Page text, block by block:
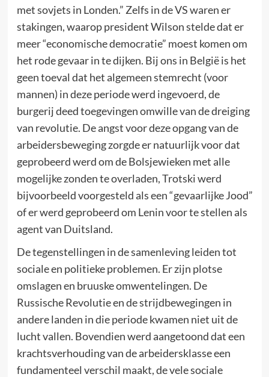
met sovjets in Londen.” Zelfs in de VS waren er
stakingen, waarop president Wilson stelde dat er
meer “economische democratie” moest komen om
het rode gevaar in te dijken. Bij ons in België is het
geen toeval dat het algemeen stemrecht (voor
mannen) in deze periode werd ingevoerd, de
burgerij deed toegevingen omwille van de dreiging
van revolutie. De angst voor deze opgang van de
arbeidersbeweging zorgde er natuurlijk voor dat
geprobeerd werd om de Bolsjewieken met alle
mogelijke zonden te overladen, Trotski werd
bijvoorbeeld voorgesteld als een “gevaarlijke Jood”
of er werd geprobeerd om Lenin voor te stellen als
agent van Duitsland.
De tegenstellingen in de samenleving leiden tot
sociale en politieke problemen. Er zijn plotse
omslagen en bruuske omwentelingen. De
Russische Revolutie en de strijdbewegingen in
andere landen in die periode kwamen niet uit de
lucht vallen. Bovendien werd aangetoond dat een
krachtsverhouding van de arbeidersklasse een
fundamenteel verschil maakt, de vele sociale